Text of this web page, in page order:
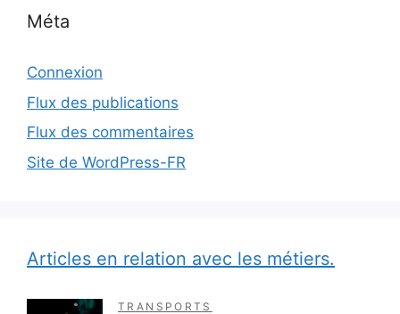
Méta
Connexion
Flux des publications
Flux des commentaires
Site de WordPress-FR
Articles en relation avec les métiers.
TRANSPORTS